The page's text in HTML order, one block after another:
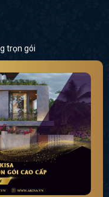
trọn gói